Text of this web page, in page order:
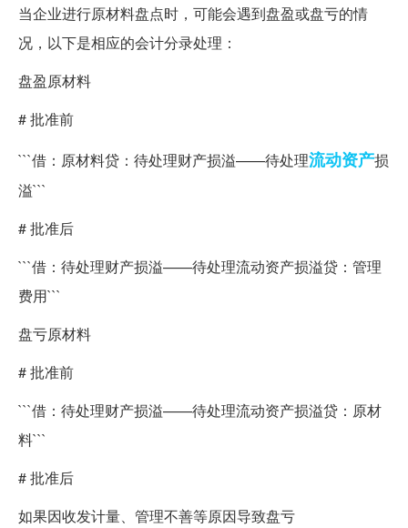
当企业进行原材料盘点时，可能会遇到盘盈或盘亏的情
况，以下是相应的会计分录处理：
盘盈原材料
# 批准前
```借：原材料贷：待处理财产损溢——待处理流动资产损
溢```
# 批准后
```借：待处理财产损溢——待处理流动资产损溢贷：管理
费用```
盘亏原材料
# 批准前
```借：待处理财产损溢——待处理流动资产损溢贷：原材
料```
# 批准后
如果因收发计量、管理不善等原因导致盘亏